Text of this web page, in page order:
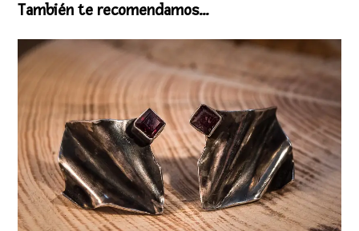
También te recomendamos…